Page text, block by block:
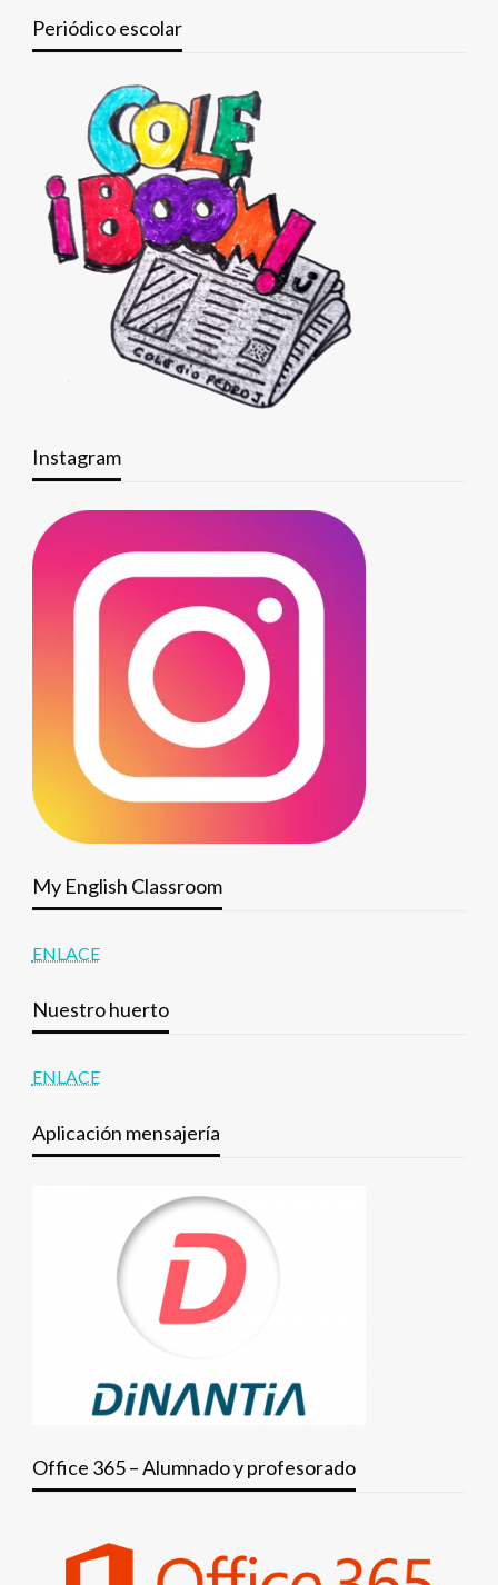
Periódico escolar
Instagram
My English Classroom
ENLACE
Nuestro huerto
ENLACE
Aplicación mensajería
Office 365 – Alumnado y profesorado